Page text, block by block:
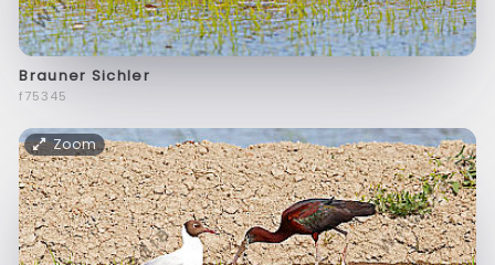
Brauner Sichler
f75345
Zoom